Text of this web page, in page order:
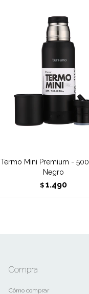
Termo Mini Premium -
Negro
$ 1.490
Compra
Cómo comprar